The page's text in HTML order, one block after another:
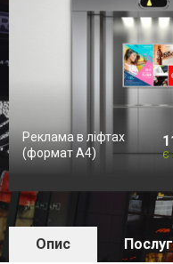
Реклама в ліфтах
(формат А4)
Є
Опис